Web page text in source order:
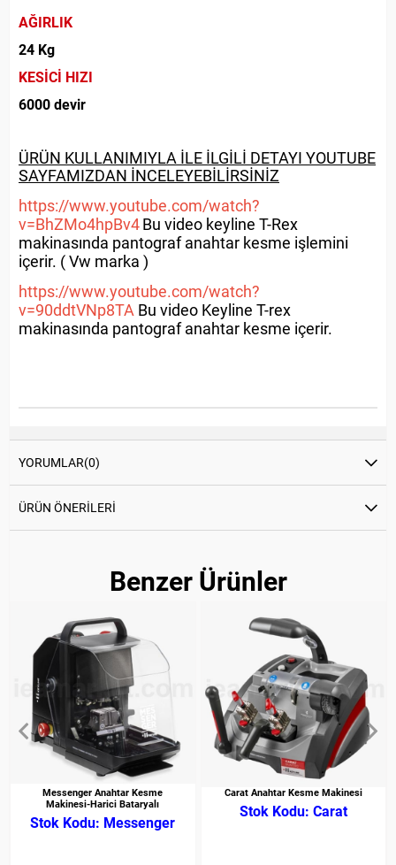
AĞIRLIK
24 Kg
KESİCİ HIZI
6000 devir
ÜRÜN KULLANIMIYLA İLE İLGİLİ DETAYI YOUTUBE
SAYFAMIZDAN İNCELEYEBİLİRSİNİZ
https://www.youtube.com/watch?
v=BhZMo4hpBv4Bu video keyline T-Rex
makinasında pantograf anahtar kesme işlemini
içerir. ( Vw marka )
https://www.youtube.com/watch?
v=90ddtVNp8TA Bu video Keyline T-rex
makinasında pantograf anahtar kesme içerir.
YORUMLAR(0)
ÜRÜN ÖNERILERI
Benzer Ürünler
Messenger Anahtar Kesme
Makinesi-Harici Bataryalı
Messenger
Carat Anahtar Kesme Makinesi
Carat